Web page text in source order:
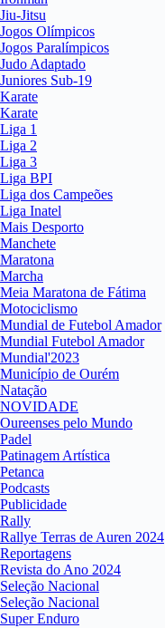
Jiu-Jitsu
Jogos Olímpicos
Jogos Paralímpicos
Judo Adaptado
Juniores Sub-19
Karate
Karate
Liga 1
Liga 2
Liga 3
Liga BPI
Liga dos Campeões
Liga Inatel
Mais Desporto
Manchete
Maratona
Marcha
Meia Maratona de Fátima
Motociclismo
Mundial de Futebol Amador
Mundial Futebol Amador
Mundial'2023
Município de Ourém
Natação
NOVIDADE
Oureenses pelo Mundo
Padel
Patinagem Artística
Petanca
Podcasts
Publicidade
Rally
Rallye Terras de Auren 2024
Reportagens
Revista do Ano 2024
Seleção Nacional
Seleção Nacional
Super Enduro